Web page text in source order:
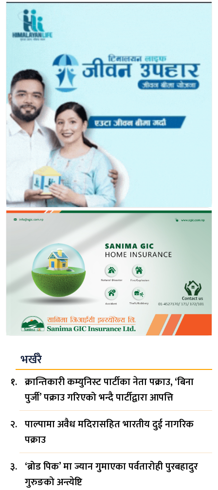
भर्खरै
क्रान्तिकारी कम्युनिस्ट पार्टीका नेता पक्राउ, ‘बिना
पुर्जी’ पक्राउ गरिएको भन्दै पार्टीद्वारा आपत्ति
पाल्पामा अवैध मदिरासहित भारतीय दुई नागरिक
पक्राउ
‘ब्रोड पिक’ मा ज्यान गुमाएका पर्वतारोही पुरबहादुर
गुरुङको अन्त्येष्टि